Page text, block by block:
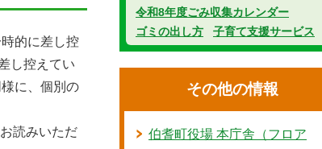
的に差し控
し控えてい
に、個別の
読みいただ
令和8年度ごみ収集カレンダー
ゴミの出し方
子育て支援サービス
その他の情報
伯耆町役場 本庁舎（フロア